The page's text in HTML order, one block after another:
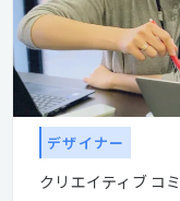
デザイナー
クリエイティブ コ